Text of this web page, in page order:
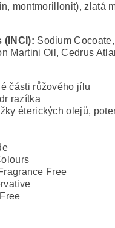
montmorillonit), zlatá
(INCI): Sodium
Martini Oil, Cedrus
části růžového jílu
razítka
éterických olejů,
Free